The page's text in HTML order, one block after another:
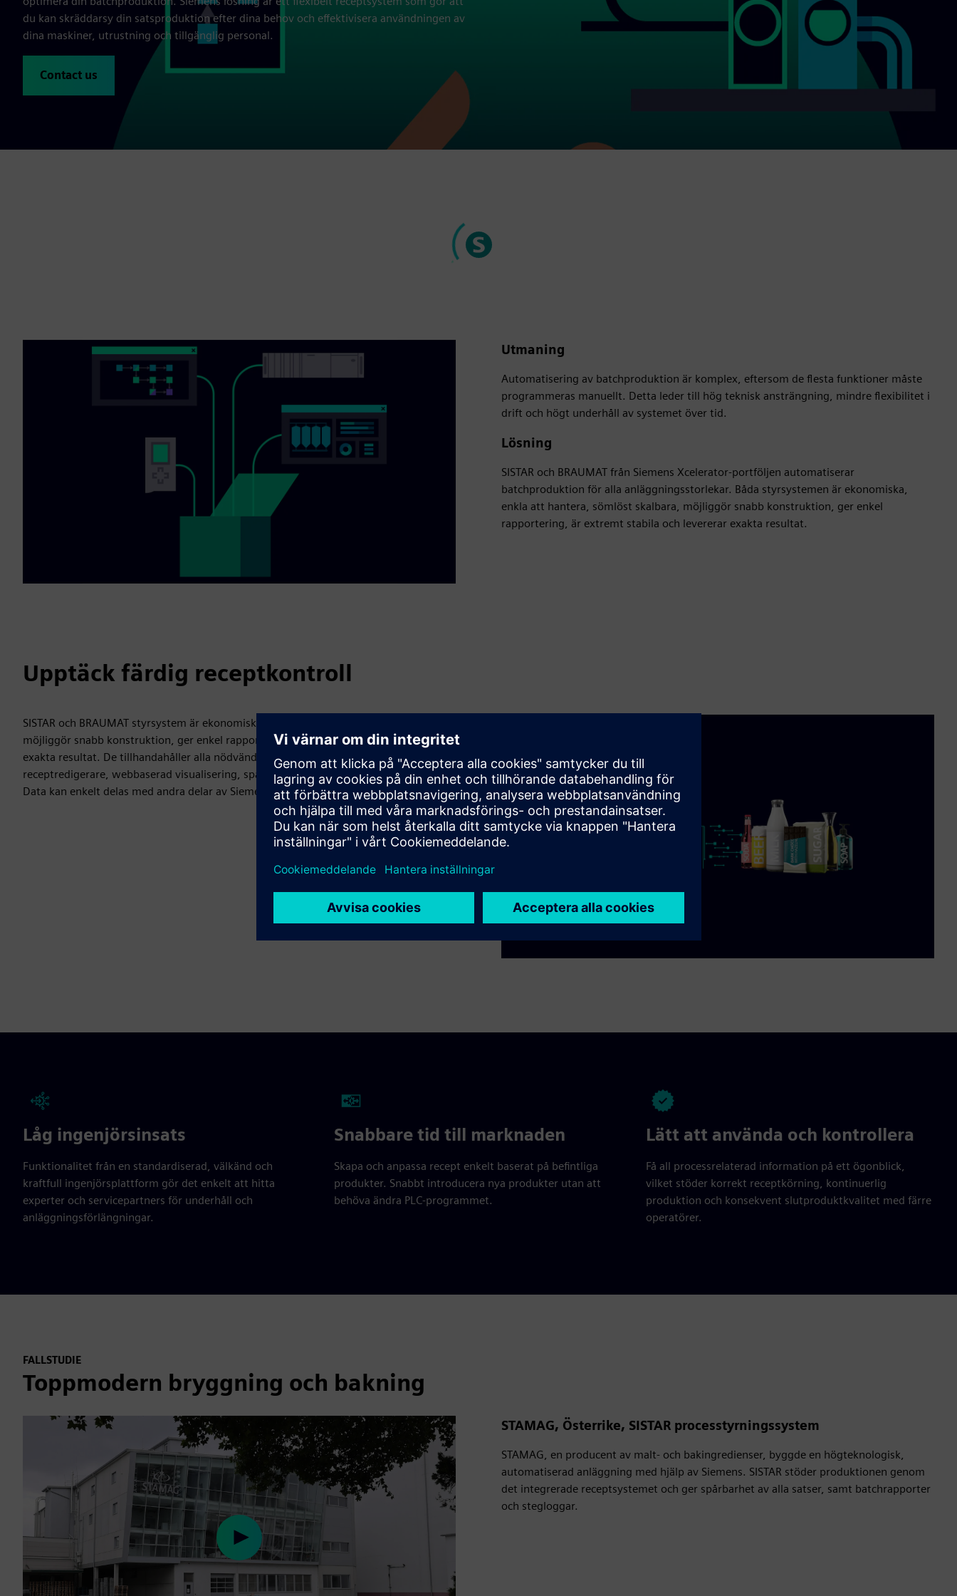
du kan skräddarsy din satsproduktion efter dina behov och effektivisera användningen av
dina maskiner, utrustning och tillgänglig personal.
Contact us
Utmaning
Automatisering av batchproduktion är komplex, eftersom de flesta funktioner måste
programmeras manuellt. Detta leder till hög teknisk ansträngning, mindre flexibilitet i
drift och högt underhåll av systemet över tid.
Lösning
SISTAR och BRAUMAT från Siemens Xcelerator-portföljen automatiserar
batchproduktion för alla anläggningsstorlekar. Båda styrsystemen är ekonomiska,
enkla att hantera, sömlöst skalbara, möjliggör snabb konstruktion, ger enkel
rapportering, är extremt stabila och levererar exakta resultat.
Upptäck färdig receptkontroll
SISTAR och BRAUMAT styrsystem är ekonomiska, enkla att hantera, sömlöst skalbara,
möjliggör snabb konstruktion, ger enkel rapportering, är extremt stabila och levererar
exakta resultat. De tillhandahåller alla nödvändiga komponenter som en
receptredigerare, webbaserad visualisering, spårning och till och med MES-integration.
Data kan enkelt delas med andra delar av Siemens Xcelerator-portföljen.
Låg ingenjörsinsats
Funktionalitet från en standardiserad, välkänd och
kraftfull ingenjörsplattform gör det enkelt att hitta
experter och servicepartners för underhåll och
anläggningsförlängningar.
Snabbare tid till marknaden
Skapa och anpassa recept enkelt baserat på befintliga
produkter. Snabbt introducera nya produkter utan att
behöva ändra PLC-programmet.
Lätt att använda och kontrollera
Få all processrelaterad information på ett ögonblick,
vilket stöder korrekt receptkörning, kontinuerlig
produktion och konsekvent slutproduktkvalitet med färre
operatörer.
FALLSTUDIE
Toppmodern bryggning och bakning
Play
STAMAG, Österrike, SISTAR processtyrningssystem
STAMAG, en producent av malt- och bakingredienser, byggde en högteknologisk,
automatiserad anläggning med hjälp av Siemens. SISTAR stöder produktionen genom
det integrerade receptsystemet och ger spårbarhet av alla satser, samt batchrapporter
och stegloggar.